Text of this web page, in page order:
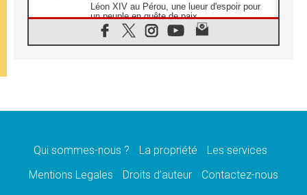
Léon XIV au Pérou, une lueur d'espoir pour
un peuple en quête de paix
05.08.2026
SCEAM: L'Église en Afrique vers
en Argentine et au Pérou
Audience générale: la prière est un acte
Qui sommes-nous ? La propriété
Les services
Mentions Legales
Droits d’auteur Contactez-nous